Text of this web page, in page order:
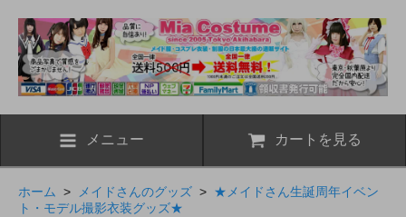
メニュー カートを見る
ホーム > メイドさんのグッズ > ★メイドさん生誕周年イベン
ト・モデル撮影衣装グッズ★